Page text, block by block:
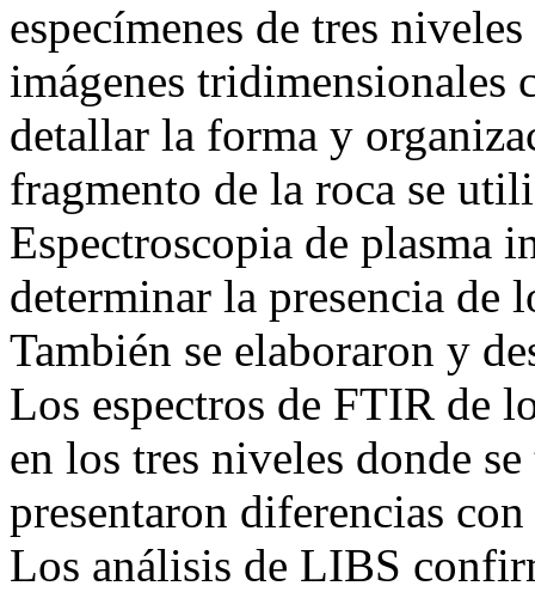
especímenes de tres
imágenes tridimensionales
detallar la forma y
fragmento de la roca se
Espectroscopia de plasma
determinar la presencia de
También se elaboraron y
Los espectros de FTIR de
en los tres niveles donde
presentaron diferencias
Los análisis de LIBS